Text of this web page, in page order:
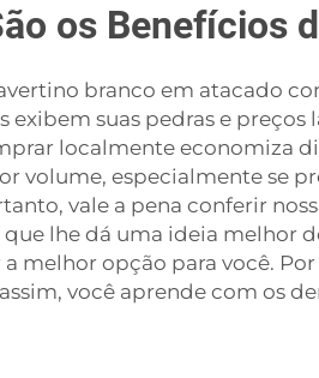
os Benefícios
branco em atacado
exibem suas pedras e
localmente economiza
volume, especialmente se
vale a pena conferir
que lhe dá uma ideia melhor
melhor opção para você.
você aprende com os